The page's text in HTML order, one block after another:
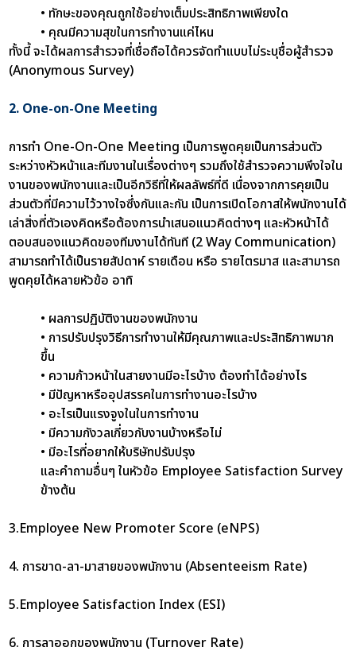
• ทักษะของคุณถูกใช้อย่างเต็มประสิทธิภาพเพียงใด
• คุณมีความสุขในการทำงานแค่ไหน
ทั้งนี้ จะได้ผลการสำรวจที่เชื่อถือได้ควรจัดทำแบบไม่ระบุชื่อผู้สำรวจ
(Anonymous Survey)
2. One-on-One Meeting
การทำ One-On-One Meeting เป็นการพูดคุยเป็นการส่วนตัว
ระหว่างหัวหน้าและทีมงานในเรื่องต่างๆ รวมถึงใช้สำรวจความพึงใจใน
งานของพนักงานและเป็นอีกวิธีที่ให้ผลลัพธ์ที่ดี เนื่องจากการคุยเป็น
ส่วนตัวที่มีความไว้วางใจซึ่งกันและกัน เป็นการเปิดโอกาสให้พนักงานได้
เล่าสิ่งที่ตัวเองคิดหรือต้องการนำเสนอแนวคิดต่างๆ และหัวหน้าได้
ตอบสนองแนวคิดของทีมงานได้ทันที (2 Way Communication)
สามารถทำได้เป็นรายสัปดาห์ รายเดือน หรือ รายไตรมาส และสามารถ
พูดคุยได้หลายหัวข้อ อาทิ
• ผลการปฏิบัติงานของพนักงาน
• การปรับปรุงวิธีการทำงานให้มีคุณภาพและประสิทธิภาพมาก
ขึ้น
• ความก้าวหน้าในสายงานมีอะไรบ้าง ต้องทำได้อย่างไร
• มีปัญหาหรืออุปสรรคในการทำงานอะไรบ้าง
• อะไรเป็นแรงจูงในในการทำงาน
• มีความกังวลเกี่ยวกับงานบ้างหรือไม่
• มีอะไรที่อยากให้บริษัทปรับปรุง
และคำถามอื่นๆ ในหัวข้อ Employee Satisfaction Survey
ข้างต้น
3.Employee New Promoter Score (eNPS)
4. การขาด-ลา-มาสายของพนักงาน (Absenteeism Rate)
5.Employee Satisfaction Index (ESI)
6. การลาออกของพนักงาน (Turnover Rate)